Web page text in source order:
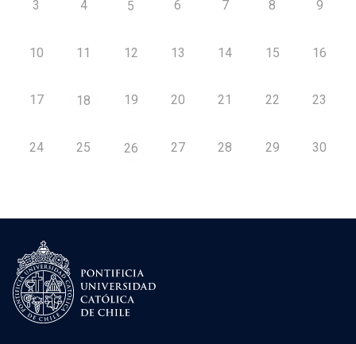
3 4 5 6 7 8 9
10 11 12 13 14 15 16
17 18 19 20 21 22 23
24 25 26 27 28 29 30